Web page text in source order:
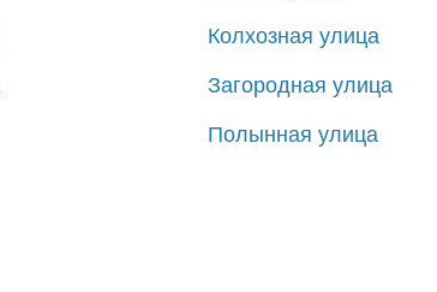
Колхозная улица
Загородная улица
Полынная улица